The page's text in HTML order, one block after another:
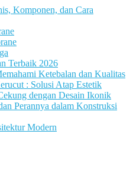
Komponen, dan Cara
Terbaik 2026
Ketebalan dan Kualitas
: Solusi Atap Estetik
dengan Desain Ikonik
Perannya dalam Konstruksi
Modern